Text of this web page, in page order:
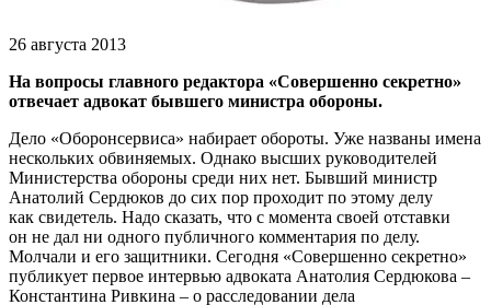
26 августа 2013
На вопросы главного редактора «Совершенно секретно»
отвечает адвокат бывшего министра обороны.
Дело «Оборонсервиса» набирает обороты. Уже названы имена
нескольких обвиняемых. Однако высших руководителей
Министерства обороны среди них нет. Бывший министр
Анатолий Сердюков до сих пор проходит по этому делу
как свидетель. Надо сказать, что с момента своей отставки
он не дал ни одного публичного комментария по делу.
Молчали и его защитники. Сегодня «Совершенно секретно»
публикует первое интервью адвоката Анатолия Сердюкова –
Константина Ривкина – о расследовании дела